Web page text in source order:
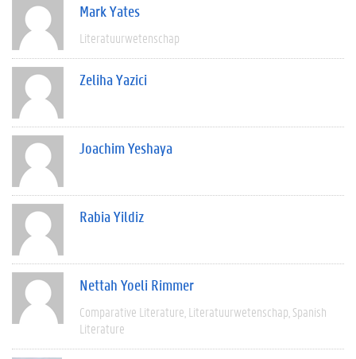
Mark Yates
Literatuurwetenschap
Zeliha Yazici
Joachim Yeshaya
Rabia Yildiz
Nettah Yoeli Rimmer
Comparative Literature Literatuurwetenschap Spanish
Literature